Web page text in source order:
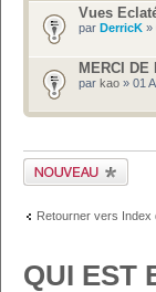
Vues
par DerricK »
MERCI DE
par kao » 01
Publier un nouveau
sujet
Retourner vers Index
QUI EST